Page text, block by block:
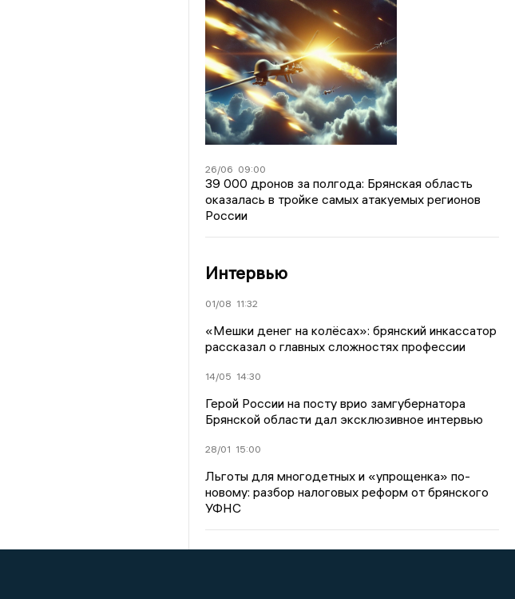
26/06 09:00
39 000 дронов за полгода: Брянская область
оказалась в тройке самых атакуемых регионов
России
Интервью
01/08 11:32
«Мешки денег на колёсах»: брянский инкассатор
рассказал о главных сложностях профессии
14/05 14:30
Герой России на посту врио замгубернатора
Брянской области дал эксклюзивное интервью
28/01 15:00
Льготы для многодетных и «упрощенка» по-
новому: разбор налоговых реформ от брянского
УФНС